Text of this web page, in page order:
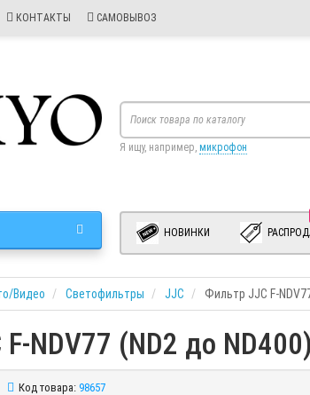
КОНТАКТЫ САМОВЫВОЗ
Я ищу, например, микрофон
НОВИНКИ
Видео Светофильтры JJC Фильтр JJC F-
NDV77 (ND2 до
Код товара: 98657